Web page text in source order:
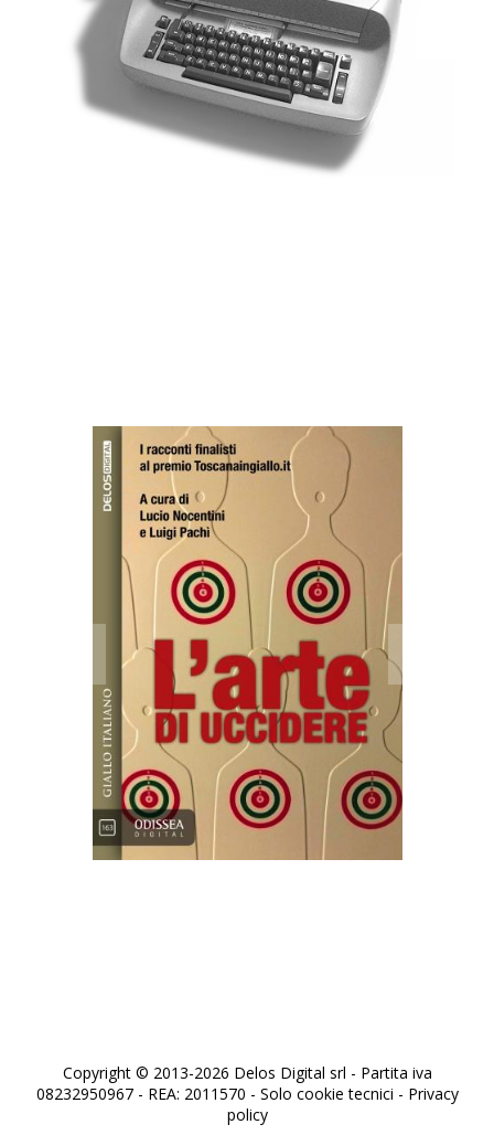
Copyright © 2013-2026 Delos Digital srl - Partita iva
08232950967 - REA: 2011570 - Solo cookie tecnici - Privacy
policy